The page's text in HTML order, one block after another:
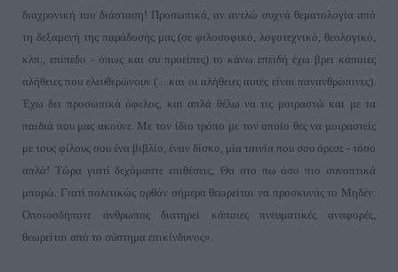
διαχρονική του διάσταση! Προσωπικά, αν αντλώ συχνά θεματολογία από
τη δεξαμενή της παράδοσής μας (σε φιλοσοφικό, λογοτεχνικό, θεολογικό,
κλπ., επίπεδο - όπως και συ προείπες) το κάνω επειδή έχω βρει κάποιες
αλήθειες που ελευθερώνουν (…και οι αλήθειες αυτές είναι πανανθρώπινες).
Έχω δει προσωπικά όφελος, και απλά θέλω να τις μοιραστώ και με τα
παιδιά που μας ακούνε. Με τον ίδιο τρόπο με τον οποίο θες να μοιραστείς
με τους φίλους σου ένα βιβλίο, έναν δίσκο, μία ταινία που σου άρεσε - τόσο
απλά! Τώρα γιατί δεχόμαστε επιθέσεις; Θα στο πω όσο πιο συνοπτικά
μπορώ. Γιατί πολιτικώς ορθόν σήμερα θεωρείται να προσκυνάς το Μηδέν.
Οποιοσδήποτε άνθρωπος διατηρεί κάποιες πνευματικές αναφορές,
θεωρείται από το σύστημα επικίνδυνος».